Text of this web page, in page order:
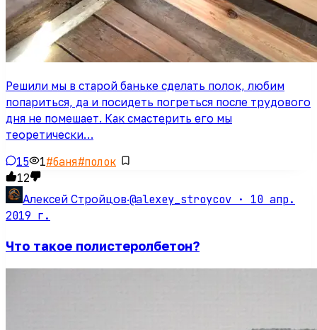
Решили мы в старой баньке сделать полок, любим
попариться, да и посидеть погреться после трудового
дня не помешает. Как смастерить его мы
теоретически…
15 1#баня#полок
12
Алексей Стройцов·@alexey_stroycov · 10 апр.
2019 г.
Что такое полистеролбетон?